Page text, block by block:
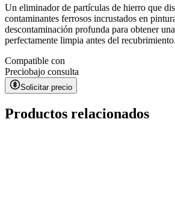
Un eliminador de partículas de hierro que
contaminantes ferrosos incrustados en
descontaminación profunda para obtener
perfectamente limpia antes del recubrimiento.
Compatible con
Preciobajo consulta
Solicitar precio
Productos relacionados